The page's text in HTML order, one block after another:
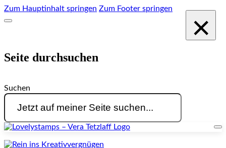
Zum Hauptinhalt springen Zum Footer springen
Seite durchsuchen
Suchen
×